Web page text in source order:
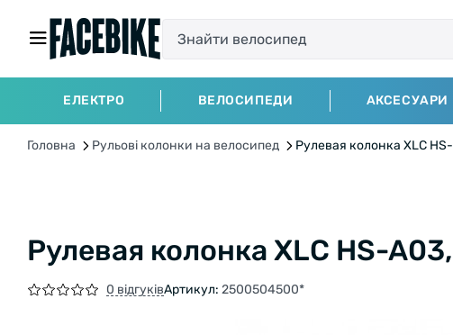
ЕЛЕКТРО ВЕЛОСИПЕДИ АКСЕСУАРИ
Головна Рульові колонки на велосипед Рулевая колонка XLC
Рулевая колонка XLC HS-
0 відгуківАртикул: 2500504500*